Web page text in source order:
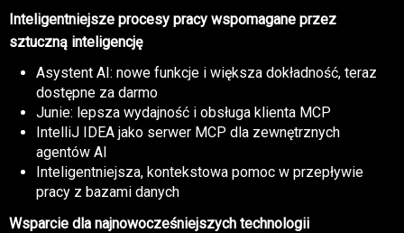
Inteligentniejsze procesy pracy wspomagane przez
sztuczną inteligencję
Asystent AI: nowe funkcje i większa dokładność, teraz
dostępne za darmo
Junie: lepsza wydajność i obsługa klienta MCP
IntelliJ IDEA jako serwer MCP dla zewnętrznych
agentów AI
Inteligentniejsza, kontekstowa pomoc w przepływie
pracy z bazami danych
Wsparcie dla najnowocześniejszych technologii